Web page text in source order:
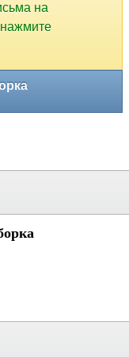
на
нажмите